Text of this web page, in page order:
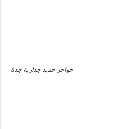
حواجز حديد جدارية جدة